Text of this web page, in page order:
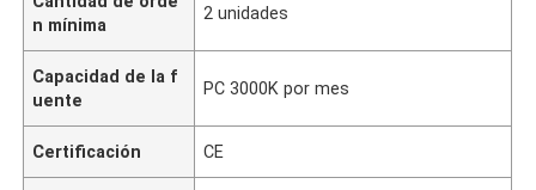
n mínima
2 unidades
Capacidad de la f
uente
PC 3000K por mes
Certificación CE